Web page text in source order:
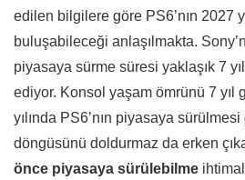
edilen bilgilere göre PS6’nın 2027
buluşabileceği anlaşılmakta.
piyasaya sürme süresi yaklaşık 7
ediyor. Konsol yaşam ömrünü 7 yıl
yılında PS6’nın piyasaya
döngüsünü doldurmaz da erken
önce piyasaya sürülebilme